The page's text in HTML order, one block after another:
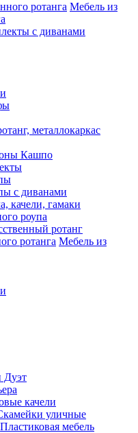
Мебель из
с диванами
металлокаркас
Кашпо
с диванами
качели, гамаки
роупа
ротанг
Мебель из
Дуэт
качели
уличные
Пластиковая мебель